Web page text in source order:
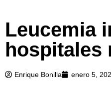
Leucemia
hospitales
Enrique Bonilla enero 5,